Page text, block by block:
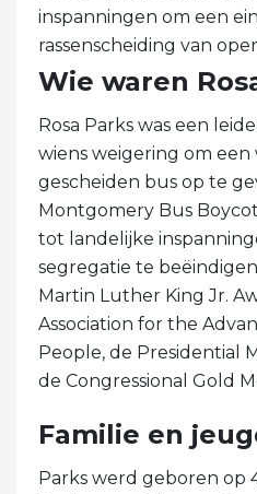
inspanningen om een
rassenscheiding van
Wie waren
Rosa Parks was een
wiens weigering om een
gescheiden bus op te
Montgomery Bus
tot landelijke
segregatie te
Martin Luther King Jr.
Association for the
People, de Presidential
de Congressional Gold
Familie en
Parks werd geboren op